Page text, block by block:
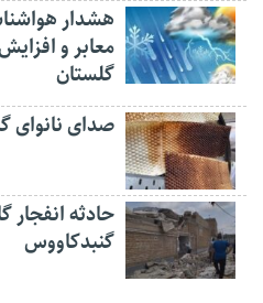
هشدار
معابر و
گلستان
صدای نانوای
حادثه
گنبدکاووس